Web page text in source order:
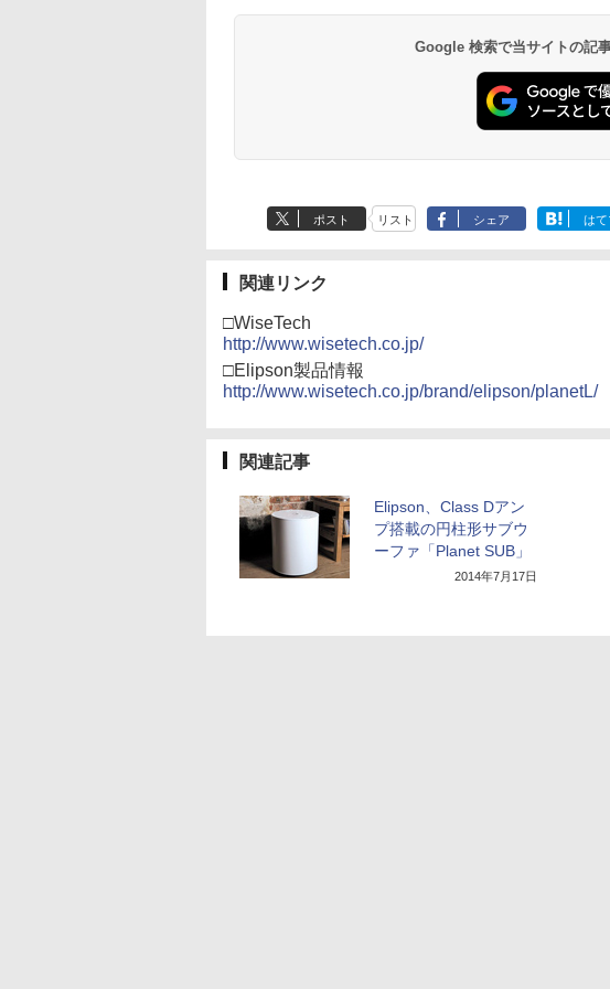
Google 検索で当サイトの記
ポスト リスト シェア はて
関連リンク
□WiseTech
http://www.wisetech.co.jp/
□Elipson製品情報
http://www.wisetech.co.jp/brand/elipson/planetL/
関連記事
Elipson、Class Dアン
プ搭載の円柱形サブウ
ーファ「Planet SUB」
2014年7月17日